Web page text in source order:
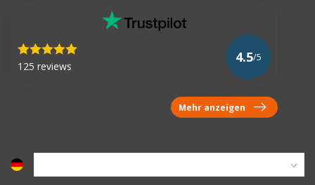
125 reviews
4.5/5
Mehr anzeigen